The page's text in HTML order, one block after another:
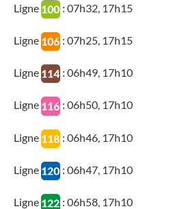
Ligne : 07h32, 17h15
Ligne : 07h25, 17h15
Ligne : 06h49, 17h10
Ligne : 06h50, 17h10
Ligne : 06h46, 17h10
Ligne : 06h47, 17h10
Ligne : 06h58, 17h10